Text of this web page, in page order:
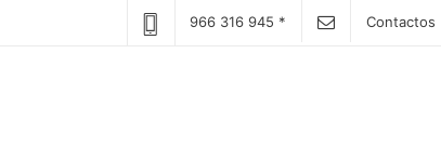
966 316 945 * Contactos